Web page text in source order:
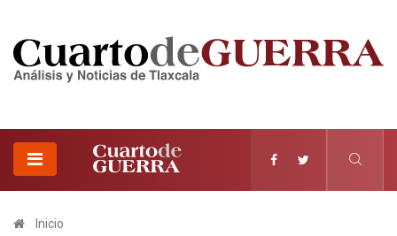
Inicio